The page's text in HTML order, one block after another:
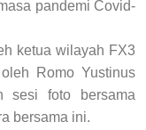
pandemi Covid-
ketua wilayah FX3
Romo Yustinus
sesi foto bersama
bersama ini.